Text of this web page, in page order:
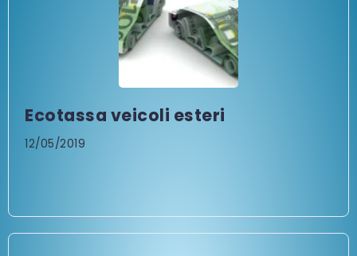
Ecotassa veicoli esteri
12/05/2019